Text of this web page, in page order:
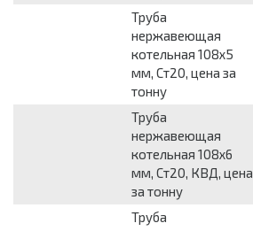
Труба
нержавеющая
котельная 108х5
мм, Ст20, цена за
тонну
Труба
нержавеющая
котельная 108х6
мм, Ст20, КВД, цена
за тонну
Труба